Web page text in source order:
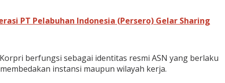
PT Pelabuhan Indonesia (Persero) Gelar Sharing
berfungsi sebagai identitas resmi ASN yang berlaku
instansi maupun wilayah kerja.